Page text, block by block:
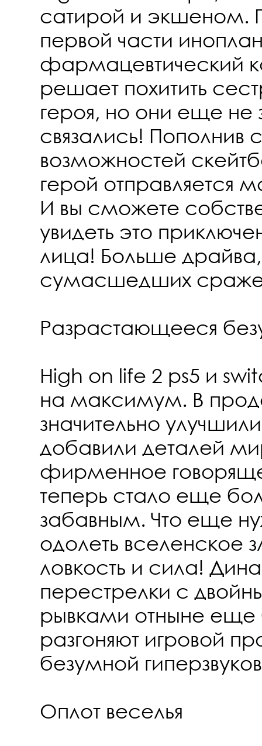
сатирой и экшеном.
первой части
фармацевтический
решает похитить
героя, но они еще не
связались! Пополнив
возможностей
герой отправляется
И вы сможете
увидеть это
лица! Больше
сумасшедших
Разрастающееся
High on life 2 ps5 и
на максимум. В
значительно
добавили деталей
фирменное
теперь стало еще
забавным. Что еще
одолеть вселенское
ловкость и сила!
перестрелки с
рывками отныне
разгоняют игровой
безумной
Оплот веселья